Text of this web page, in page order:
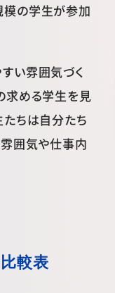
の学生が参加
い雰囲気づく
求める学生を見
たちは自分たち
囲気や仕事内
較表